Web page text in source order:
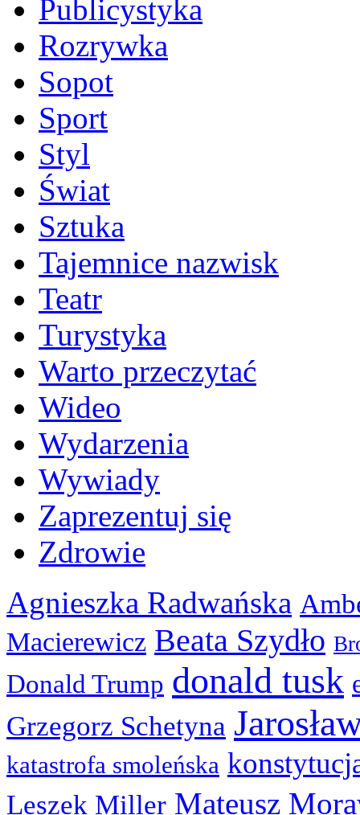
Publicystyka
Rozrywka
Sopot
Sport
Styl
Świat
Sztuka
Tajemnice nazwisk
Teatr
Turystyka
Warto przeczytać
Wideo
Wydarzenia
Wywiady
Zaprezentuj się
Zdrowie
Agnieszka Radwańska
Macierewicz Beata Szydło
Donald Trump donald tusk
Grzegorz Schetyna
katastrofa smoleńska
Leszek Miller Mateusz